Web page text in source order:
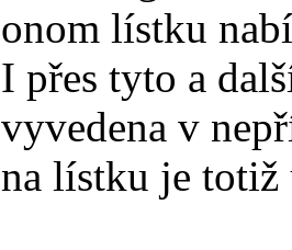
onom lístku
I přes tyto a
vyvedena v
na lístku je